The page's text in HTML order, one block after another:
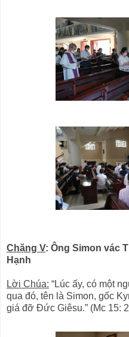
Chặng V: Ông Simon vác
Hạnh
Lời Chúa: “Lúc ấy, có một
qua đó, tên là Simon, gốc
giá đỡ Ðức Giêsu.” (Mc 15: